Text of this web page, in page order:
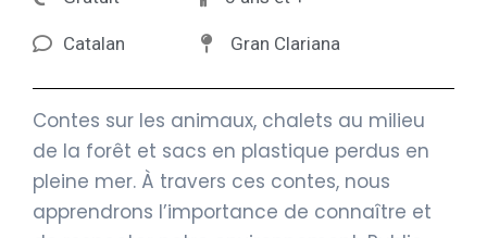
Catalan Gran Clariana
Contes sur les animaux, chalets au milieu
de la forêt et sacs en plastique perdus en
pleine mer. À travers ces contes, nous
apprendrons l’importance de connaître et